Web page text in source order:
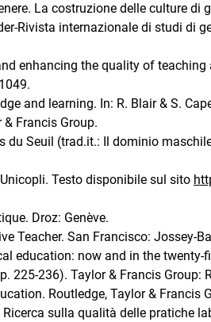
La costruzione delle culture di
Rivista internazionale di studi di
enhancing the quality of teaching
and learning. In: R. Blair & S.
Francis Group.
du Seuil (trad.it.: Il dominio
Unicopli. Testo disponibile sul sito
Droz: Genève.
Teacher. San Francisco: Jossey-
education: now and in the twenty-
225-236). Taylor & Francis Group:
Routledge, Taylor & Francis
sulla qualità delle pratiche